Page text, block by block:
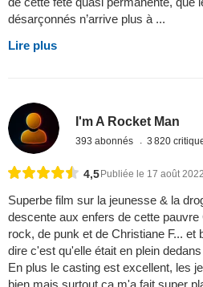
désarçonnés n’arrive plus à ...
Lire plus
I'm A Rocket Man
393 abonnés 3 820
4,5 Publiée le 17 août 2022
Superbe film sur la jeunesse & la
descente aux enfers de cette
rock, de punk et de Christiane F... et
dire c'est qu'elle était en plein
En plus le casting est excellent, les